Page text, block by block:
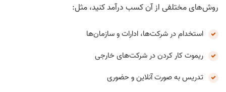
روش‌های مختلفی از آن کسب درآمد کنید، مثل:
استخدام در شرکت‌ها، ادارات و سازمان‌ها
ریموت کار کردن در شرکت‌های خارجی
تدریس به صورت آنلاین و حضوری